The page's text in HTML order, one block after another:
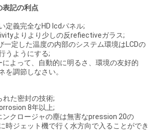
表記の利点
定義完全なHD lcdパネル;
よりより少しの反refiectiveガラス;
一定した温度の内部のシステム環境はLCDの
うようにする;
によって、自動的に明るさ、環境の友好的
を調節しなさい。
れた密封の技術;
8年以上;
ンクロージャの塵は無害なpression 20の
時ジェット機で行く水方向で入ることができ